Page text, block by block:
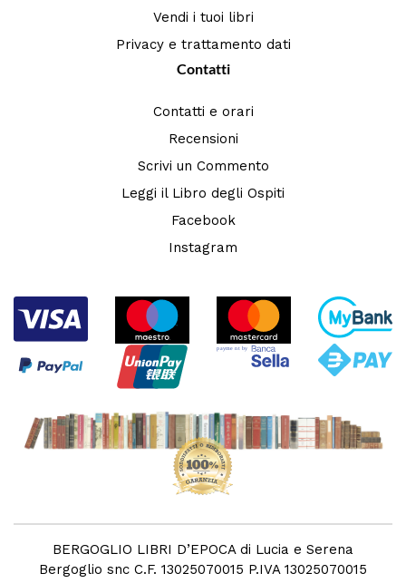
Vendi i tuoi libri
Privacy e trattamento dati
Contatti
Contatti e orari
Recensioni
Scrivi un Commento
Leggi il Libro degli Ospiti
Facebook
Instagram
BERGOGLIO LIBRI D’EPOCA di Lucia e Serena
Bergoglio snc C.F. 13025070015 P.IVA 13025070015